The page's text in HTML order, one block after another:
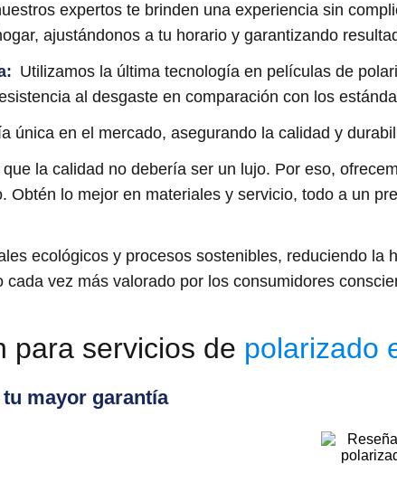
expertos te brinden una experiencia sin
ajustándonos a tu horario y garantizando
: Utilizamos la última tecnología en películas de
al desgaste en comparación con los
única en el mercado, asegurando la calidad y
la calidad no debería ser un lujo. Por eso,
Obtén lo mejor en materiales y servicio, todo a un
ecológicos y procesos sostenibles, reduciendo la
vez más valorado por los consumidores
para servicios de polarizado
mayor garantía